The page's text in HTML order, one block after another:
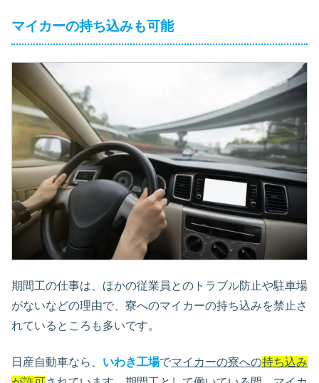
マイカーの持ち込みも可能
期間工の仕事は、ほかの従業員とのトラブル防止や駐車場
がないなどの理由で、寮へのマイカーの持ち込みを禁止さ
れているところも多いです。
日産自動車なら、 いわき工場でマイカーの寮への持ち込み